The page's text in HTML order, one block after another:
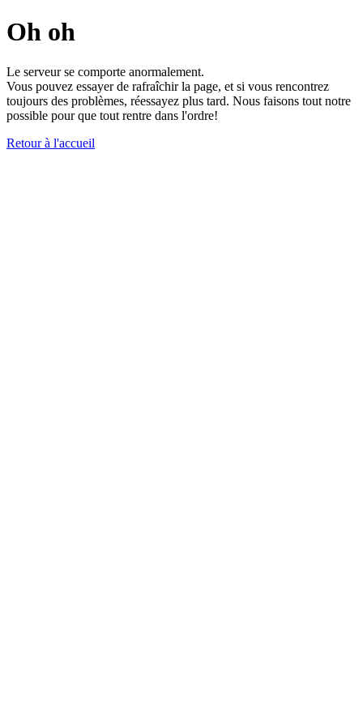
Oh oh
Le serveur se comporte anormalement.
Vous pouvez essayer de rafraîchir la page, et si vous rencontrez
toujours des problèmes, réessayez plus tard. Nous faisons tout notre
possible pour que tout rentre dans l'ordre!
Retour à l'accueil